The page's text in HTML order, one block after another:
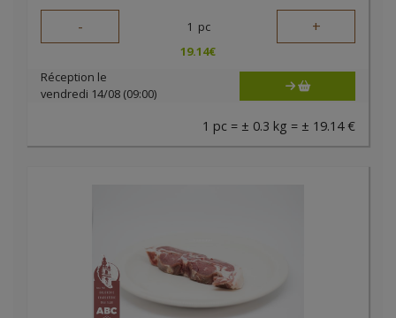
- 1 pc +
19.14€
Réception le
vendredi 14/08 (09:00)
1 pc = ± 0.3 kg = ± 19.14 €